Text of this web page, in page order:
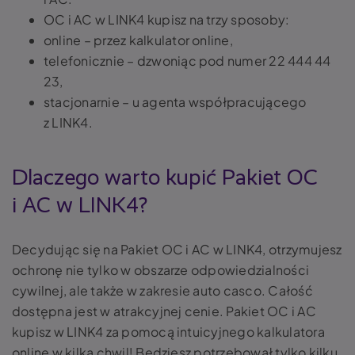
OC i AC w LINK4 kupisz na trzy sposoby:
online – przez kalkulator online,
telefonicznie – dzwoniąc pod numer 22 444 44
23,
stacjonarnie – u agenta współpracującego
z LINK4.
Dlaczego warto kupić Pakiet OC
i AC w LINK4?
Decydując się na Pakiet OC i AC w LINK4, otrzymujesz
ochronę nie tylko w obszarze odpowiedzialności
cywilnej, ale także w zakresie auto casco. Całość
dostępna jest w atrakcyjnej cenie. Pakiet OC i AC
kupisz w LINK4 za pomocą intuicyjnego kalkulatora